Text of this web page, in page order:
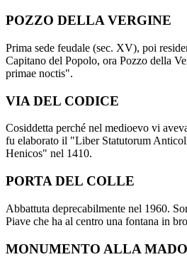
POZZO DELLA VERGINE
Prima sede feudale (sec. XV), poi
Capitano del Popolo, ora Pozzo della
primae noctis".
VIA DEL CODICE
Cosiddetta perché nel medioevo vi
fu elaborato il "Liber Statutorum
Henicos" nel 1410.
PORTA DEL COLLE
Abbattuta deprecabilmente nel 1960.
Piave che ha al centro una fontana in
MONUMENTO ALLA